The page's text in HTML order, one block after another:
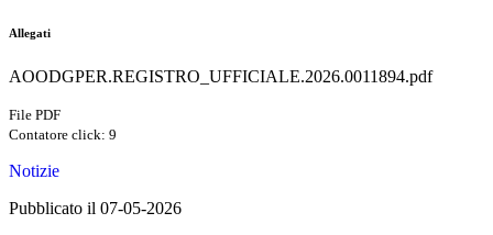
Allegati
AOODGPER.REGISTRO_UFFICIALE.2026.0011894.pdf
File PDF
Contatore click: 9
Notizie
Pubblicato il 07-05-2026